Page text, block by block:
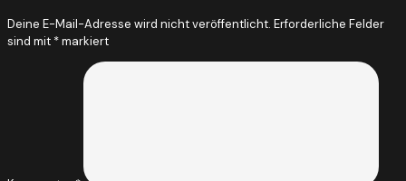
Deine E-Mail-Adresse wird nicht veröffentlicht. Erforderliche Felder
sind mit *markiert